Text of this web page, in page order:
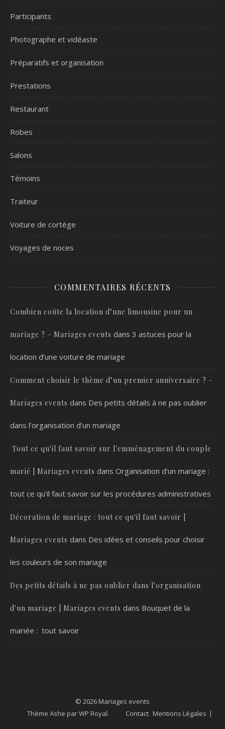
Participants
Photographe et vidéaste
Préparatifs et organisation
Prestations
Restaurant
Robes
Salons
Témoins
Traiteur
Voiture de cortège
Voyages de noces
COMMENTAIRES RÉCENTS
Combien coûte la location d’une limousine pour un
mariage ? – Mariages events dans 3 astuces pour la
location d’une voiture de mariage
Comment choisir le thème d’un premier anniversaire ? –
Mariages events dans Des petits détails à ne pas oublier
dans l’organisation d’un mariage
Tout ce qu'il faut savoir sur l'emménagement du couple
marié | Mariages events dans Organisation d’un mariage :
tout ce qu’il faut savoir sur les procédures administratives
Décoration de mariage : tout ce qu'il faut savoir |
Mariages events dans Des idées et conseils pour choisir
les couleurs de son mariage
Des petits détails à ne pas oublier dans l'organisation
d'un mariage | Mariages events dans Bouquet de la
mariée : tout savoir
© 2026 Mariages events
Contact Mentions Légales
Thème Ashe parWP Royal.